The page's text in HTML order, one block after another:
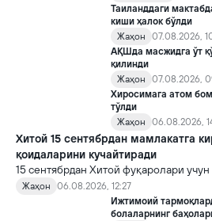
Таиланддаги
киши ҳалок бўлди
Жаҳон
07.08.2026,
АҚШда масжидга ўт
қилинди
Жаҳон
07.08.2026,
Хиросимага атом
тўлди
Жаҳон
06.08.2026,
Хитой 15 сентябрдан мамлакатга
қоидаларини кучайтиради
15 сентябрдан Хитой фуқаролари
хорижликлар учун эса Хитойга кириш
қоидалар кучга киради.
Жаҳон
06.08.2026, 12:27
Ижтимоий
болаларнинг